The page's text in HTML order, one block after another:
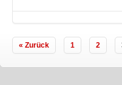
« Zurück 1 2